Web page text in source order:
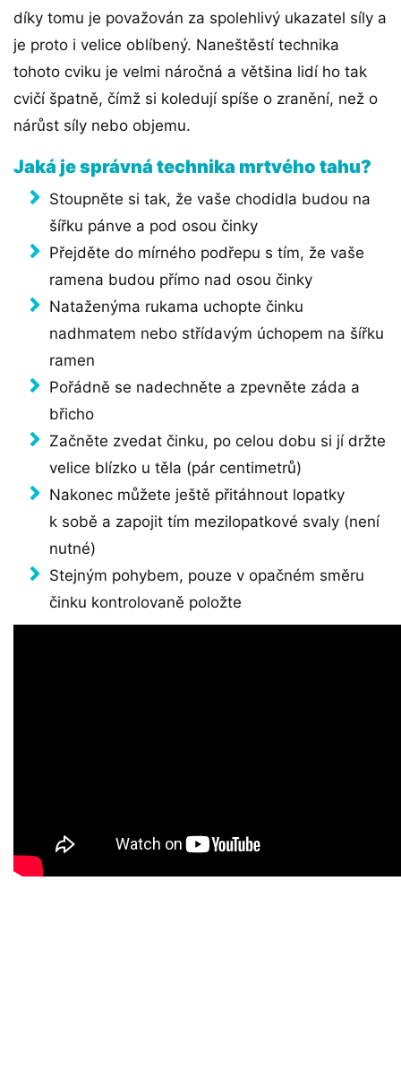
díky tomu je považován za spolehlivý ukazatel síly a
je proto i velice oblíbený. Naneštěstí technika
tohoto cviku je velmi náročná a většina lidí ho tak
cvičí špatně, čímž si koledují spíše o zranění, než o
nárůst síly nebo objemu.
Jaká je správná technika mrtvého tahu?
Stoupněte si tak, že vaše chodidla budou na
šířku pánve a pod osou činky
Přejděte do mírného podřepu s tím, že vaše
ramena budou přímo nad osou činky
Nataženýma rukama uchopte činku
nadhmatem nebo střídavým úchopem na šířku
ramen
Pořádně se nadechněte a zpevněte záda a
břicho
Začněte zvedat činku, po celou dobu si jí držte
velice blízko u těla (pár centimetrů)
Nakonec můžete ještě přitáhnout lopatky
k sobě a zapojit tím mezilopatkové svaly (není
nutné)
Stejným pohybem, pouze v opačném směru
činku kontrolovaně položte